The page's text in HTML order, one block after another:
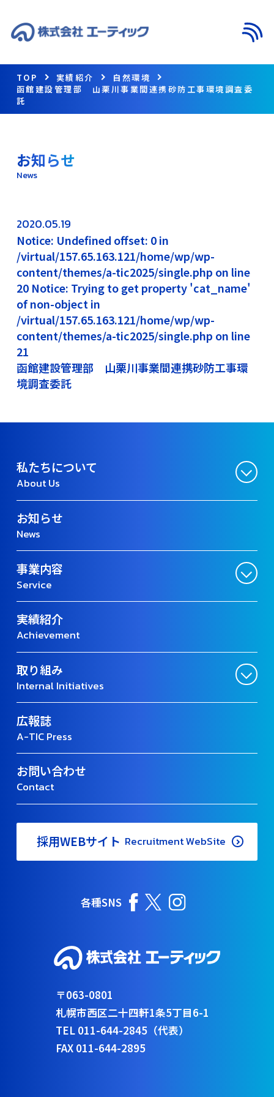
TOP 実績紹介
自然環境
函館建設管理部 山栗川事業間連携砂防工事環境調査委
託
お知らせ
News
2020.05.19
Notice: Undefined offset: 0 in
/virtual/157.65.163.121/home/wp/wp-
content/themes/a-tic2025/single.php on line
20 Notice: Trying to get property 'cat_name'
of non-object in
/virtual/157.65.163.121/home/wp/wp-
content/themes/a-tic2025/single.php on line
21
函館建設管理部 山栗川事業間連携砂防工事環
境調査委託
私たちについて
About Us
お知らせ
News
事業内容
Service
実績紹介
Achievement
取り組み
Internal Initiatives
広報誌
A-TIC Press
お問い合わせ
Contact
採用WEBサイト Recruitment WebSite
各種SNS
〒063-0801
札幌市西区二十四軒1条5丁目6-1
TEL 011-644-2845（代表）
FAX 011-644-2895